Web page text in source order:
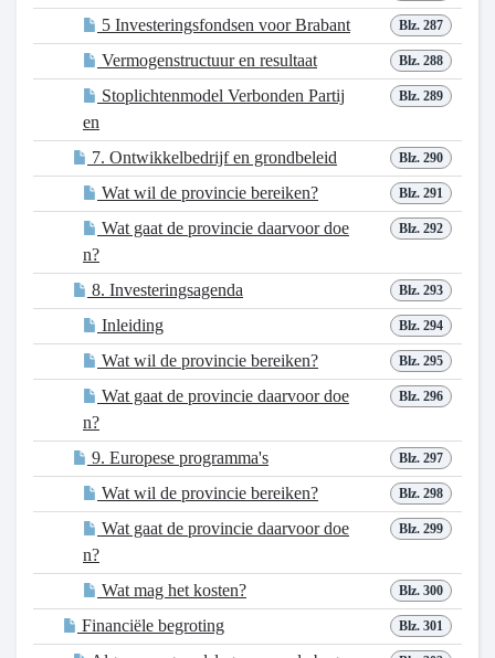
Blz. 287
5 Investeringsfondsen voor Brabant
Blz. 288
Vermogenstructuur en resultaat
Blz. 289
Stoplichtenmodel Verbonden Partij
en
Blz. 290
7. Ontwikkelbedrijf en grondbeleid
Blz. 291
Wat wil de provincie bereiken?
Blz. 292
Wat gaat de provincie daarvoor doe
n?
Blz. 293
8. Investeringsagenda
Blz. 294
Inleiding
Blz. 295
Wat wil de provincie bereiken?
Blz. 296
Wat gaat de provincie daarvoor doe
n?
Blz. 297
9. Europese programma's
Blz. 298
Wat wil de provincie bereiken?
Blz. 299
Wat gaat de provincie daarvoor doe
n?
Blz. 300
Wat mag het kosten?
Blz. 301
Financiële begroting